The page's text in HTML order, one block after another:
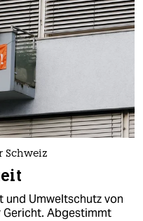
Schweiz
und Umweltschutz von
Gericht. Abgestimmt